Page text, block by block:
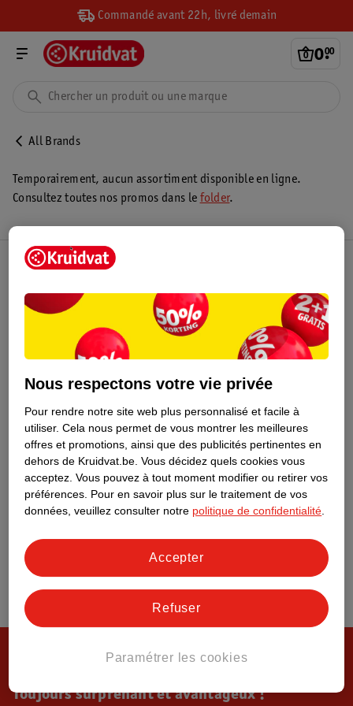
Commandé avant 22h, livré demain
0.
00
All Brands
Temporairement, aucun assortiment disponible en ligne.
Consultez toutes nos promos dans le folder.
Toujours surprenant et avantageux !
Nous respectons votre vie privée
Pour rendre notre site web plus personnalisé et facile à
utiliser. Cela nous permet de vous montrer les meilleures
offres et promotions, ainsi que des publicités pertinentes en
dehors de Kruidvat.be. Vous décidez quels cookies vous
acceptez. Vous pouvez à tout moment modifier ou retirer vos
préférences. Pour en savoir plus sur le traitement de vos
données, veuillez consulter notre politique de confidentialité
Paramétrer les cookies
Refuser
Accepter